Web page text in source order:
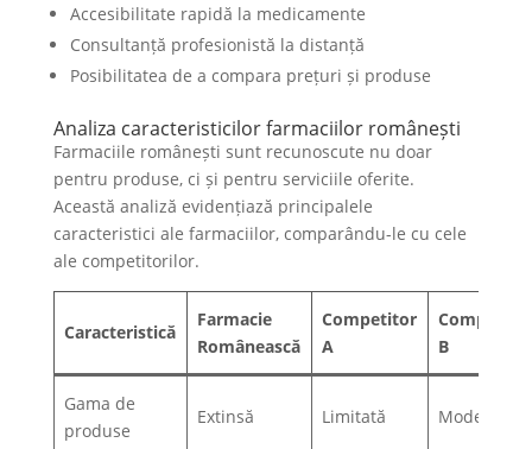
Accesibilitate rapidă la medicamente
Consultanță profesionistă la distanță
Posibilitatea de a compara prețuri și produse
Analiza caracteristicilor farmaciilor românești
Farmaciile românești sunt recunoscute nu doar
pentru produse, ci și pentru serviciile oferite.
Această analiză evidențiază principalele
caracteristici ale farmaciilor, comparându-le cu cele
ale competitorilor.
Caracteristică
Farmacie
Românească
Competitor
A
Competitor
B
Gama de
produse
Extinsă Limitată Moderată